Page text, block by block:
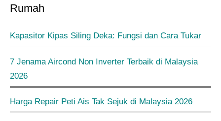
Rumah
Kapasitor Kipas Siling Deka: Fungsi dan Cara Tukar
7 Jenama Aircond Non Inverter Terbaik di Malaysia
2026
Harga Repair Peti Ais Tak Sejuk di Malaysia 2026